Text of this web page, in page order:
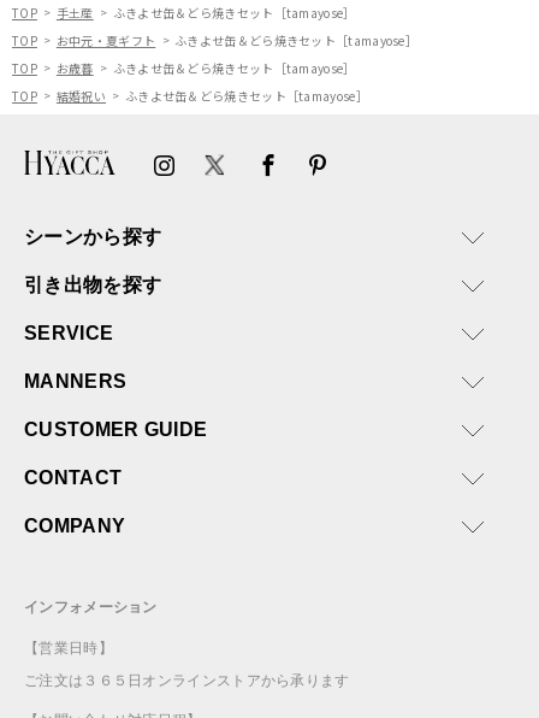
TOP
手土産
ふきよせ缶＆どら焼きセット［tamayose］
TOP
お中元・夏ギフト
ふきよせ缶＆どら焼きセット［tamayose］
TOP
お歳暮
ふきよせ缶＆どら焼きセット［tamayose］
TOP
結婚祝い ふきよせ缶＆どら焼きセット［tamayose］
シーンから探す
引き出物を探す
SERVICE
MANNERS
CUSTOMER GUIDE
CONTACT
COMPANY
インフォメーション
【営業日時】
ご注文は３６５日オンラインストアから承ります